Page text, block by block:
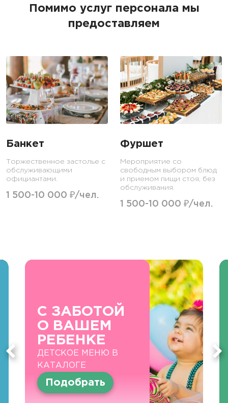
Помимо услуг персонала мы
предоставляем
Банкет
Торжественное застолье с
обслуживающими
официантами.
1 500-10 000 ₽/чел.
Фуршет
Мероприятие со
свободным выбором блюд
и приемом пищи стоя, без
обслуживания.
1 500-10 000 ₽/чел.
С ЗАБОТОЙ
О ВАШЕМ
РЕБЕНКЕ
ДЕТСКОЕ МЕНЮ В
КАТАЛОГЕ
Подобрать